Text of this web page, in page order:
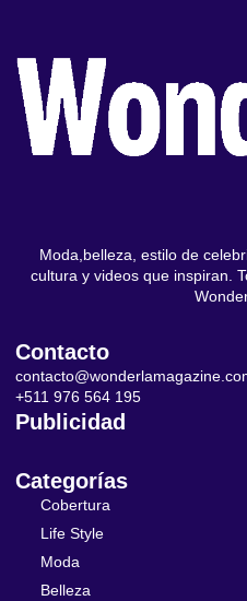
Moda,belleza, estilo de
cultura y videos que inspiran.
Contacto
+511 976 564 195
Publicidad
Categorías
Cobertura
Life Style
Moda
Belleza